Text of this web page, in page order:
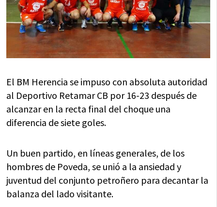
El BM Herencia se impuso con absoluta autoridad
al Deportivo Retamar CB por 16-23 después de
alcanzar en la recta final del choque una
diferencia de siete goles.
Un buen partido, en líneas generales, de los
hombres de Poveda, se unió a la ansiedad y
juventud del conjunto petroñero para decantar la
balanza del lado visitante.